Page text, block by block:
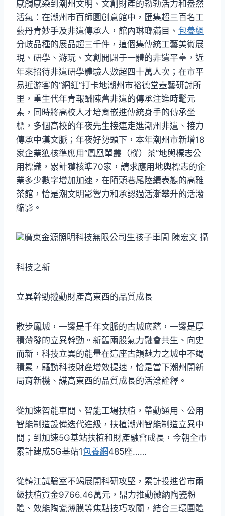
感觸感染到潮州文明、文創財產的勃勃活力和盎然
活氣：在潮州市百師園創意館中，匯集超三百名工
藝丹青妙手及非遺傳承人，館內琳瑯滿目、 包養網
分歧品種的展品超三千件，這個集傳統工藝美術展
現、研學、游玩、文創開闢于一體的非遺平臺，近
年來招待非遺研學體驗人數超四十萬人次；在市平
易近游客的“網紅”打卡地潮州市裕德堂壺藝研討所
里，重生代年青報酬陳舊非遺的傳承注進時髦元
素，同時將高校人才培育嵌進傳統身手的傳承坐
標，多個高校的年夜先生接連走進潮州非遺、接力
傳承中漢文脈；年夜好勢頭下，本年潮州市新增18
家企業獲核準應用“鳳凰單叢（樅）茶”地輿標志公
用標識，累計獲核準70家，請求應用地輿標志的企
業多少數字增加加速，在陌頭巷尾陸續表態的高雅
茶館，恰是潮文明影響力和承認過活漸攀升的活潑
縮影。
廣東金源照明科技無限公司生孩子車間 陳宏文 攝
科技之新
立異幹勁撬動財產高東西的品質成長
散步鳳城，一邊是千年文脈的古城底蘊，一邊是厚
積薄發的立異幹勁。新舊兩股氣力融會共生、向史
而新，科技立異的能量在這座古韻魅力之城中不竭
積累，驅動科技財產增效提速，恰是當下潮州開新
局育新機、謀高東西的品質成長的活潑詮釋。
從加速智能車間、智能工場扶植，帶動通用、公用
智能制造設備迭代進級，扶植潮州智能制造立異中
間；到加速5G基站扶植和財產融會成長，今朝全市
累計建成5G基站1包養網485座……
從韓江試驗室不竭展開科研攻堅，累計投進省市兩
級扶植資金9766.46萬元，鼎力推動微納陶瓷粉
體、效能陶瓷薄膜等焦點技巧攻關，結合三環團體